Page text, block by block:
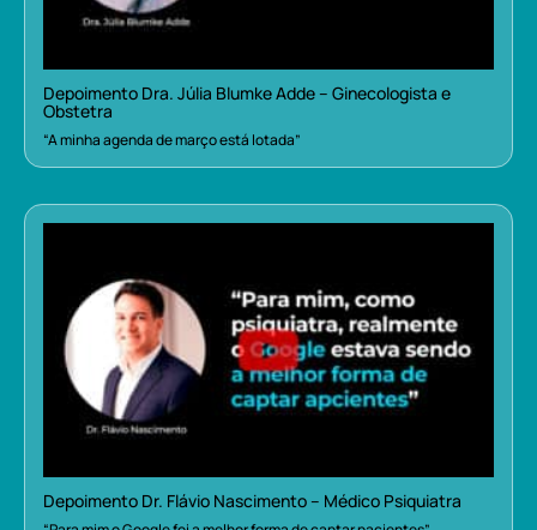
Depoimento Dra. Júlia Blumke Adde – Ginecologista e
Obstetra
“A minha agenda de março está lotada”
Depoimento Dr. Flávio Nascimento – Médico Psiquiatra